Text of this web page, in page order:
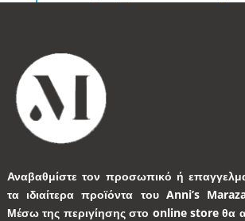
Αναβαθμίστε τον προσωπικό ή
τα ιδιαίτερα προϊόντα του Anni’s
Μέσω της περιγίησης στο online store θα